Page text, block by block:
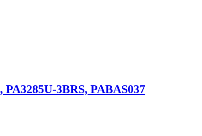
3BRS, PABAS037